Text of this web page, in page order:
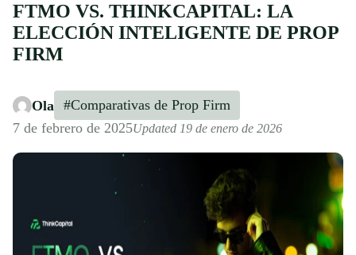
FTMO VS. THINKCAPITAL: LA
ELECCIÓN INTELIGENTE DE PROP
FIRM
Ola
#Comparativas de Prop Firm
7 de febrero de 2025Updated 19 de enero de 2026